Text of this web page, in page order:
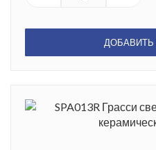
ДОБАВИТЬ